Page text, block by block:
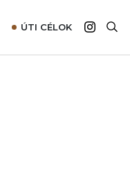
ÚTI CÉLOK